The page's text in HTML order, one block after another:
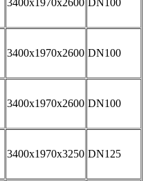
3400x1970x2600 DN100
3400x1970x2600 DN100
3400x1970x2600 DN100
3400x1970x3250 DN125